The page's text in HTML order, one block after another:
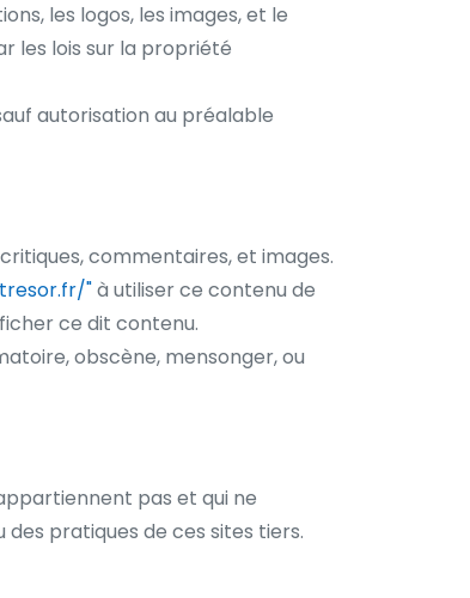
les logos, les images, et le
les lois sur la propriété
autorisation au préalable
commentaires, et images.
"à utiliser ce contenu de
ce dit contenu.
obscène, mensonger, ou
pas et qui ne
pratiques de ces sites tiers.